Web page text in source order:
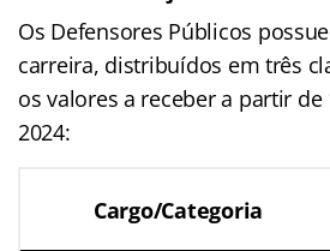
Os Defensores Públicos
carreira, distribuídos em três
os valores a receber a partir de
2024:
Cargo/Categoria